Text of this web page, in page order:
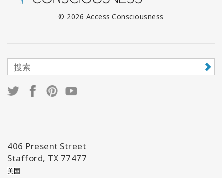
© 2026 Access Consciousness
406 Present Street
Stafford, TX 77477
美国